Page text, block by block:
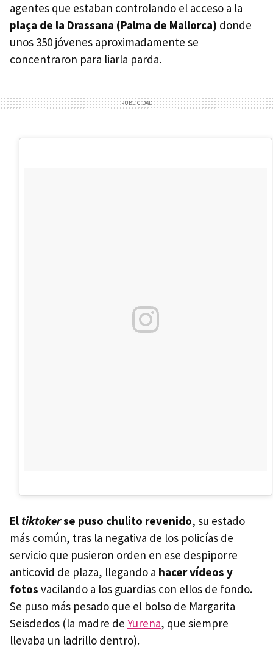
agentes que estaban controlando el acceso a la
plaça de la Drassana (Palma de Mallorca) donde
unos 350 jóvenes aproximadamente se
concentraron para liarla parda.
El tiktokerse puso chulito revenido, su estado
más común, tras la negativa de los policías de
servicio que pusieron orden en ese despiporre
anticovid de plaza, llegando a hacer vídeos y
fotos vacilando a los guardias con ellos de fondo.
Se puso más pesado que el bolso de Margarita
Seisdedos (la madre de Yurena, que siempre
llevaba un ladrillo dentro).